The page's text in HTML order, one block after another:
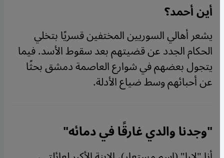
أين أحمد؟
يشعر أهالي السوريين المختفين قسريًا بتخلي
الحكام الجدد عن قضيتهم بعد سقوط الأسد. فيما
يتجول بعضهم في شوارع العاصمة دمشق بحثًا
عن أحبائهم وسط ضياع الأدلة.
"وجدنا والدي غارقًا في دمائه"